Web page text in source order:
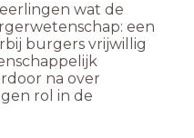
wat de
een
burgers vrijwillig
na over
rol in de